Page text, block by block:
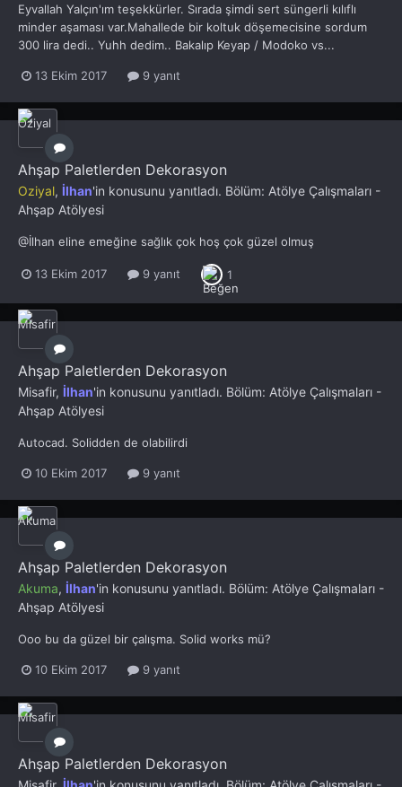
Eyvallah Yalçın'ım teşekkürler. Sırada şimdi sert süngerli kılıflı
minder aşaması var.Mahallede bir koltuk döşemecisine sordum
300 lira dedi.. Yuhh dedim.. Bakalıp Keyap / Modoko vs...
13 Ekim 2017 9 yanıt
Ahşap Paletlerden Dekorasyon
Oziyal, İlhan'in konusunu yanıtladı. Bölüm: Atölye Çalışmaları -
Ahşap Atölyesi
@İlhan eline emeğine sağlık çok hoş çok güzel olmuş
13 Ekim 2017 9 yanıt 1
Ahşap Paletlerden Dekorasyon
Misafir, İlhan'in konusunu yanıtladı. Bölüm: Atölye Çalışmaları -
Ahşap Atölyesi
Autocad. Solidden de olabilirdi
10 Ekim 2017 9 yanıt
Ahşap Paletlerden Dekorasyon
Akuma, İlhan'in konusunu yanıtladı. Bölüm: Atölye Çalışmaları -
Ahşap Atölyesi
Ooo bu da güzel bir çalışma. Solid works mü?
10 Ekim 2017 9 yanıt
Ahşap Paletlerden Dekorasyon